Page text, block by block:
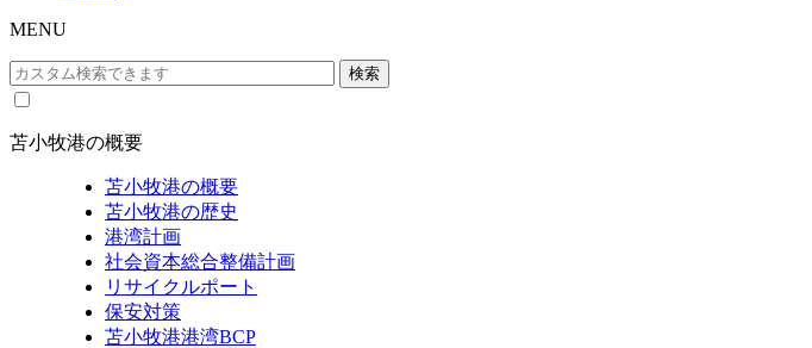
MENU
苫小牧港の概要
苫小牧港の概要
苫小牧港の歴史
港湾計画
社会資本総合整備計画
リサイクルポート
保安対策
苫小牧港港湾BCP